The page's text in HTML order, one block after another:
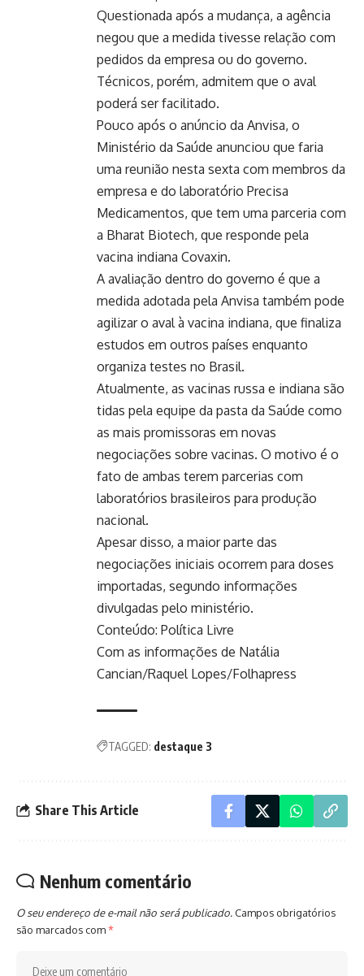
Questionada após a mudança, a agência
negou que a medida tivesse relação com
pedidos da empresa ou do governo.
Técnicos, porém, admitem que o aval
poderá ser facilitado.
Pouco após o anúncio da Anvisa, o
Ministério da Saúde anunciou que faria
uma reunião nesta sexta com membros da
empresa e do laboratório Precisa
Medicamentos, que tem uma parceria com
a Bharat Biotech, que responde pela
vacina indiana Covaxin.
A avaliação dentro do governo é que a
medida adotada pela Anvisa também pode
agilizar o aval à vacina indiana, que finaliza
estudos em outros países enquanto
organiza testes no Brasil.
Atualmente, as vacinas russa e indiana são
tidas pela equipe da pasta da Saúde como
as mais promissoras em novas
negociações sobre vacinas. O motivo é o
fato de ambas terem parcerias com
laboratórios brasileiros para produção
nacional.
Apesar disso, a maior parte das
negociações iniciais ocorrem para doses
importadas, segundo informações
divulgadas pelo ministério.
Conteúdo: Política Livre
Com as informações de Natália
Cancian/Raquel Lopes/Folhapress
TAGGED: destaque 3
Share This Article
Nenhum comentário
O seu endereço de e-mail não será publicado. Campos obrigatórios
são marcados com*